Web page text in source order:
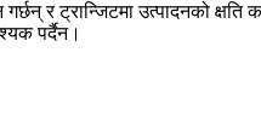
र ट्रान्जिटमा उत्पादनको क्षति
पर्दैन।